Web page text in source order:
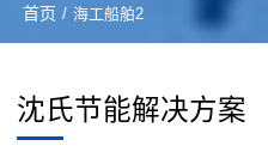
首页 / 海工船舶2
沈氏节能解决方案